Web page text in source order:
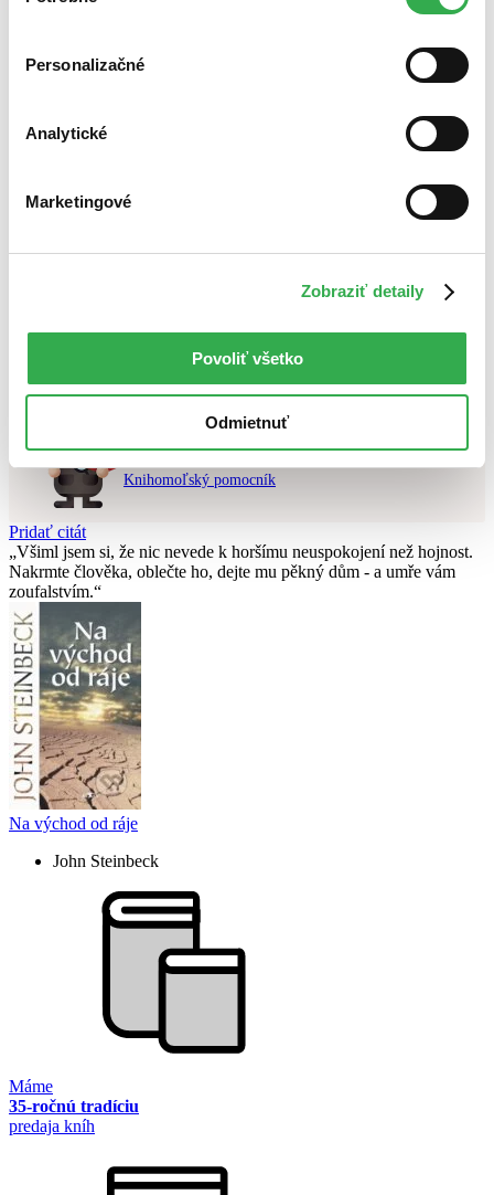
Personalizačné
Analytické
Marketingové
Zobraziť detaily
Povoliť všetko
Odmietnuť
Bestsellery
Top hodnotené
Najlacnejšie
Nebol nájdenýžiadny titulvyhovujúci zadaným podmienkam.
Skúste prosím zmeniť vyhľadávaný výraz.
Chcete poradiť knihu?
Knihomoľský pomocník
Pridať citát
Všiml jsem si, že nic nevede k horšímu neuspokojení než hojnost.
Nakrmte člověka, oblečte ho, dejte mu pěkný dům - a umře vám
zoufalstvím.
Na východ od ráje
John Steinbeck
Máme
35-ročnú tradíciu
predaja kníh